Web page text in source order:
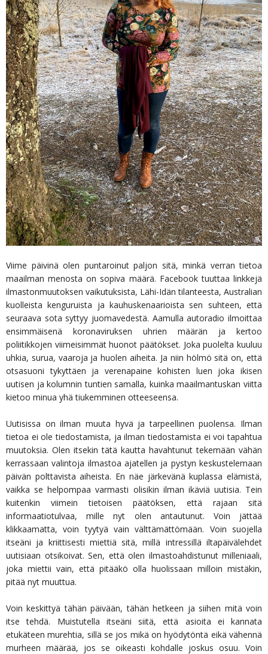
Viime päivinä olen puntaroinut paljon sitä, minkä verran tietoa
maailman menosta on sopiva määrä. Facebook tuuttaa linkkejä
ilmastonmuutoksen vaikutuksista, Lähi-Idän tilanteesta, Australian
kuolleista kenguruista ja kauhuskenaarioista sen suhteen, että
seuraava sota syttyy juomavedestä. Aamulla autoradio ilmoittaa
ensimmäisenä koronaviruksen uhrien määrän ja kertoo
poliitikkojen viimeisimmät huonot päätökset. Joka puolelta kuuluu
uhkia, surua, vaaroja ja huolen aiheita. Ja niin hölmö sitä on, että
otsasuoni tykyttäen ja verenapaine kohisten luen joka ikisen
uutisen ja kolumnin tuntien samalla, kuinka maailmantuskan viitta
kietoo minua yhä tiukemminen otteeseensa.
Uutisissa on ilman muuta hyvä ja tarpeellinen puolensa. Ilman
tietoa ei ole tiedostamista, ja ilman tiedostamista ei voi tapahtua
muutoksia. Olen itsekin tätä kautta havahtunut tekemään vähän
kerrassaan valintoja ilmastoa ajatellen ja pystyn keskustelemaan
päivän polttavista aiheista. En näe järkevänä kuplassa elämistä,
vaikka se helpompaa varmasti olisikin ilman ikäviä uutisia. Tein
kuitenkin viimein tietoisen päätöksen, että rajaan sitä
informaatiotulvaa, mille nyt olen antautunut. Voin jättää
klikkaamatta, voin tyytyä vain välttämättömään. Voin suojella
itseäni ja kriittisesti miettiä sitä, millä intressillä iltapäivälehdet
uutisiaan otsikoivat. Sen, että olen ilmastoahdistunut milleniaali,
joka miettii vain, että pitääkö olla huolissaan milloin mistäkin,
pitää nyt muuttua.
Voin keskittyä tähän päivään, tähän hetkeen ja siihen mitä voin
itse tehdä. Muistutella itseäni siitä, että asioita ei kannata
etukäteen murehtia, sillä se jos mikä on hyödytöntä eikä vähennä
murheen määrää, jos se oikeasti kohdalle joskus osuu. Voin